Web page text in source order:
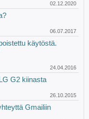
02.12.2020
06.07.2017
käytöstä.
24.04.2016
G2 kiinasta
26.10.2015
Gmailiin